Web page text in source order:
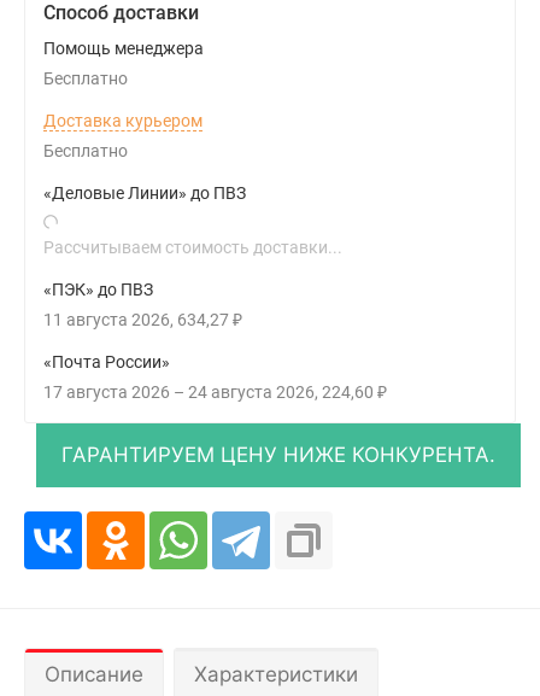
Способ доставки
Помощь менеджера
Бесплатно
Доставка курьером
Бесплатно
«Деловые Линии» до ПВЗ
Рассчитываем стоимость доставки...
«ПЭК» до ПВЗ
11 августа 2026 634,27₽
«Почта России»
17 августа 2026 – 24 августа 2026 224,60 ₽
Описание Характеристики